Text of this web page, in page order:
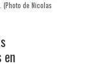
(Photo de Nicolas
en